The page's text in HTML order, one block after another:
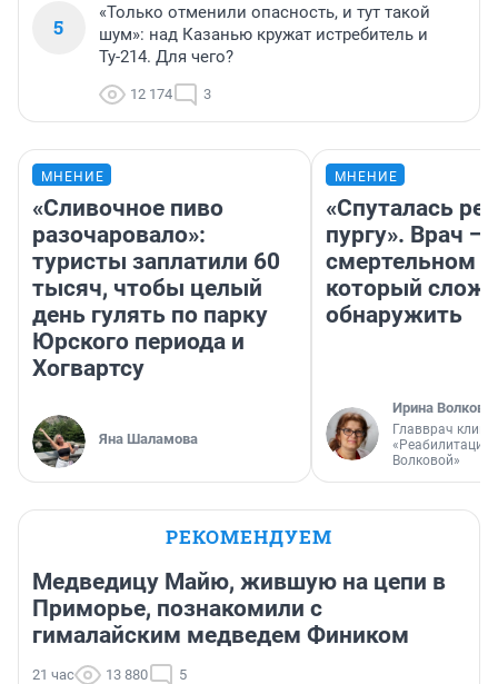
5
«Только отменили опасность, и тут такой
шум»: над Казанью кружат истребитель и
Ту-214. Для чего?
12 174 3
МНЕНИЕ
«Сливочное пиво
разочаровало»:
туристы заплатили 60
тысяч, чтобы целый
день гулять по парку
Юрского периода и
Хогвартсу
Яна Шаламова
МНЕНИЕ
«Спуталась
пургу». Врач —
смертельном
который
обнаружить
Ирина Волкова
Главврач
«Реабилитация
Волковой»
РЕКОМЕНДУЕМ
Медведицу Майю, жившую на цепи в
Приморье, познакомили с
гималайским медведем Фиником
21 час 13 880 5